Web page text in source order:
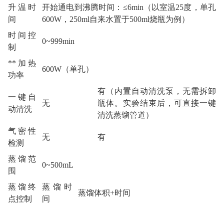
升温时
间
开始通电到沸腾时间：≤6min（以室温25度，单孔
600W，250ml自来水置于500ml烧瓶为例）
时间控
制
0~999min
**加热
功率
600W（单孔）
一键自
动清洗
无
有（内置自动清洗泵，无需拆卸
瓶体。实验结束后，可直接一键
清洗蒸馏管道）
气密性
检测
无 有
蒸馏范
围
0~500mL
蒸馏终
点控制
蒸馏时
间
蒸馏体积+时间